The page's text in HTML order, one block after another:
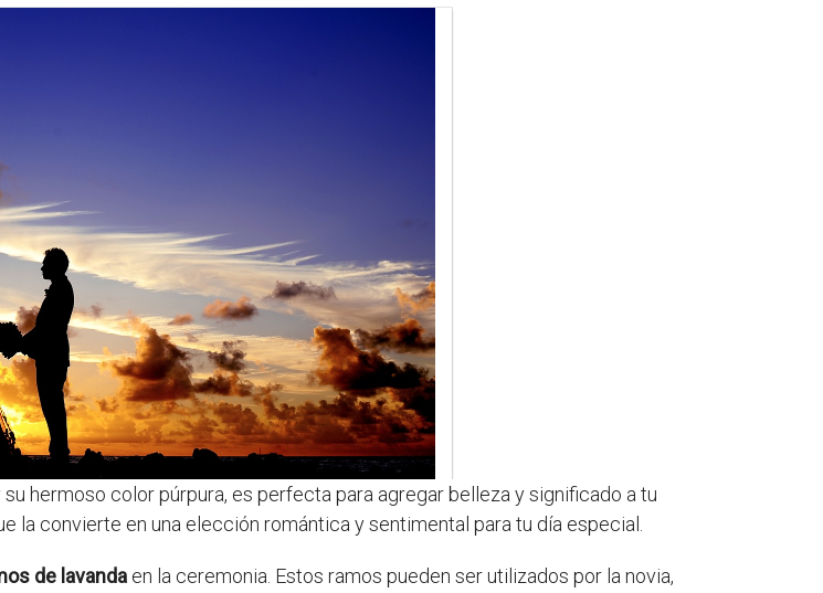
hermoso color púrpura, es perfecta para agregar belleza y significado a tu
la convierte en una elección romántica y sentimental para tu día especial.
de lavanda en la ceremonia. Estos ramos pueden ser utilizados por la novia,